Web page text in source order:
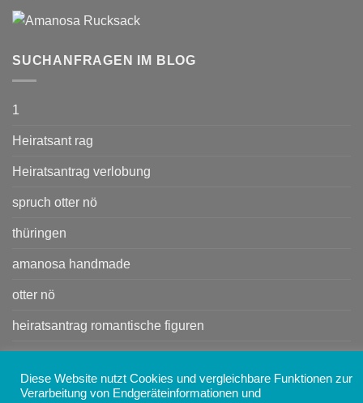
SUCHANFRAGEN IM BLOG
1
Heiratsant rag
Heiratsantrag verlobung
spruch otter nö
thüringen
amanosa handmade
otter nö
heiratsantrag romantische figuren
Handtasche
Diese Website nutzt Cookies und vergleichbare Funktionen zur
Verarbeitung von Endgeräteinformationen und